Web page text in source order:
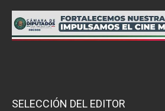
SELECCIÓN DEL EDITOR